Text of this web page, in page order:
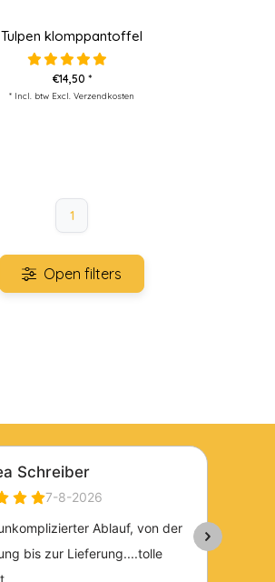
Tulpen klomppantoffel
€14,50 *
* Incl. btw Excl. Verzendkosten
1
Open filters